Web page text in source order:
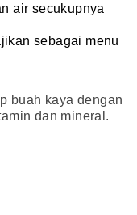
air secukupnya
sebagai menu
buah kaya dengan
dan mineral.